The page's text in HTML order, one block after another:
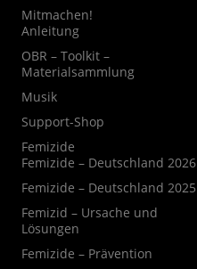
Mitmachen!
Anleitung
OBR – Toolkit –
Materialsammlung
Musik
Support-Shop
Femizide
Femizide – Deutschland 2026
Femizide – Deutschland 2025
Femizid – Ursache und
Lösungen
Femizide – Prävention